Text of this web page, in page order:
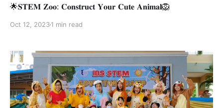
🌟𝐒𝐓𝐄𝐌 𝐙𝐨𝐨: 𝐂𝐨𝐧𝐬𝐭𝐫𝐮𝐜𝐭 𝐘𝐨𝐮𝐫 𝐂𝐮𝐭𝐞 𝐀𝐧𝐢𝐦𝐚𝐥🦁
Oct 12, 20231 min read